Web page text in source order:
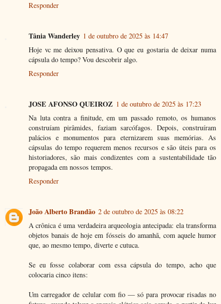
Responder
Tânia Wanderley 1 de outubro de 2025 às 14:47
Hoje vc me deixou pensativa. O que eu gostaria de deixar numa
cápsula do tempo? Vou descobrir algo.
Responder
JOSE AFONSO QUEIROZ 1 de outubro de 2025 às 17:23
Na luta contra a finitude, em um passado remoto, os humanos
construíam pirâmides, faziam sarcófagos. Depois, construíram
palácios e monumentos para eternizarem suas memórias. As
cápsulas do tempo requerem menos recursos e são úteis para os
historiadores, são mais condizentes com a sustentabilidade tão
propagada em nossos tempos.
Responder
João Alberto Brandão 2 de outubro de 2025 às 08:22
A crônica é uma verdadeira arqueologia antecipada: ela transforma
objetos banais de hoje em fósseis do amanhã, com aquele humor
que, ao mesmo tempo, diverte e cutuca.
Se eu fosse colaborar com essa cápsula do tempo, acho que
colocaria cinco itens:
Um carregador de celular com fio — só para provocar risadas no